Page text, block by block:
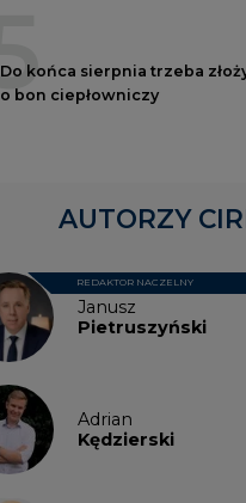
5
Do końca sierpnia trzeba
o bon ciepłowniczy
Janusz
Pietruszyński
REDAKTOR NACZELNY
Adrian
Kędzierski
AUTORZY